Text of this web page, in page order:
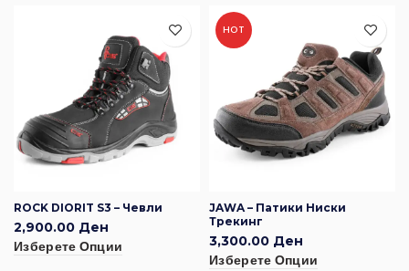
ROCK DIORIT S3 – Чевли
2,900.00 Ден
Изберете Опции
HOT
JAWA – Патики Ниски
Трекинг
3,300.00 Ден
Изберете Опции